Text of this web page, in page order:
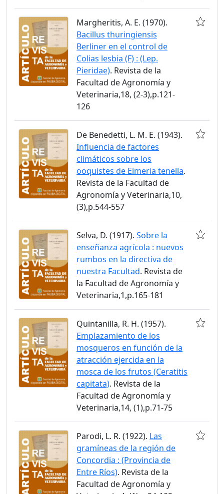
Margheritis, A. E. (1970).
Bacillus thuringiensis
Berliner en el control de
Colias lesbia (F) : (Lep.
Pieridae). Revista de la
Facultad de Agronomía y
Veterinaria,18, (2-3),p.121-
126
De Benedetti, L. M. E. (1943).
Influencia de factores
climáticos sobre los
ooquistes de Eimeria tenella.
Revista de la Facultad de
Agronomía y Veterinaria,10,
(3),p.544-557
Selva, D. (1917). Sobre la
enseñanza agrícola : nuevos
rumbos en la directiva de
nuestra Facultad. Revista de
la Facultad de Agronomía y
Veterinaria,1,p.165-181
Quintanilla, R. H. (1957).
Emplazamiento de los
mosqueros en función de la
atracción ejercida en la
mosca de los frutos (Ceratitis
capitata). Revista de la
Facultad de Agronomía y
Veterinaria,14, (1),p.71-75
Parodi, L. R. (1922). Las
gramíneas de la región de
Concordia : (Provincia de
Entre Ríos). Revista de la
Facultad de Agronomía y